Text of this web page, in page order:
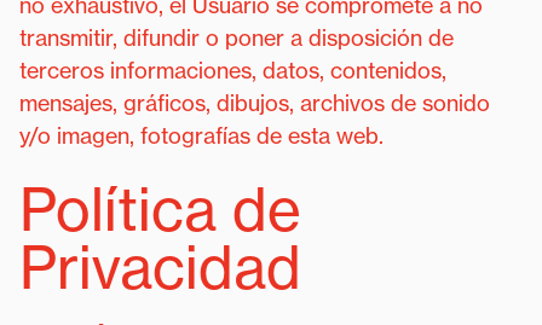
transmitir, difundir o poner a disposición de
terceros informaciones, datos, contenidos,
mensajes, gráficos, dibujos, archivos de sonido
y/o imagen, fotografías de esta web.
Política de
Privacidad